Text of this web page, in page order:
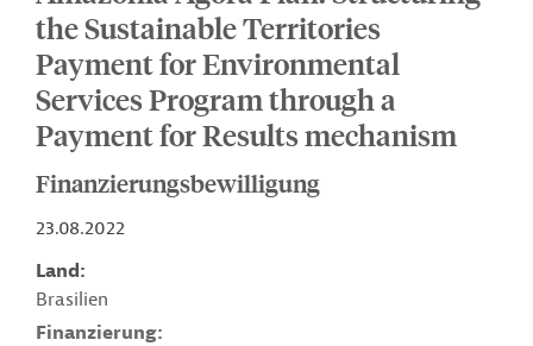
the Sustainable Territories
Payment for Environmental
Services Program through a
Payment for Results mechanism
Finanzierungsbewilligung
23.08.2022
Land
Brasilien
Finanzierung